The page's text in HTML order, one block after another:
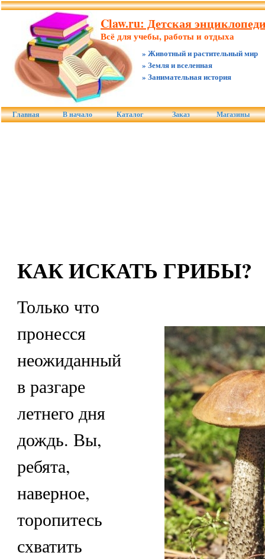
Claw.ru: Детская
Всё для учебы, работы и отдыха
» Животный и растительный мир
» Земля и вселенная
» Занимательная история
Главная В начало Каталог Заказ Магазины
КАК ИСКАТЬ ГРИБЫ?
Только что
пронесся
неожиданный
в разгаре
летнего дня
дождь. Вы,
ребята,
наверное,
торопитесь
схватить